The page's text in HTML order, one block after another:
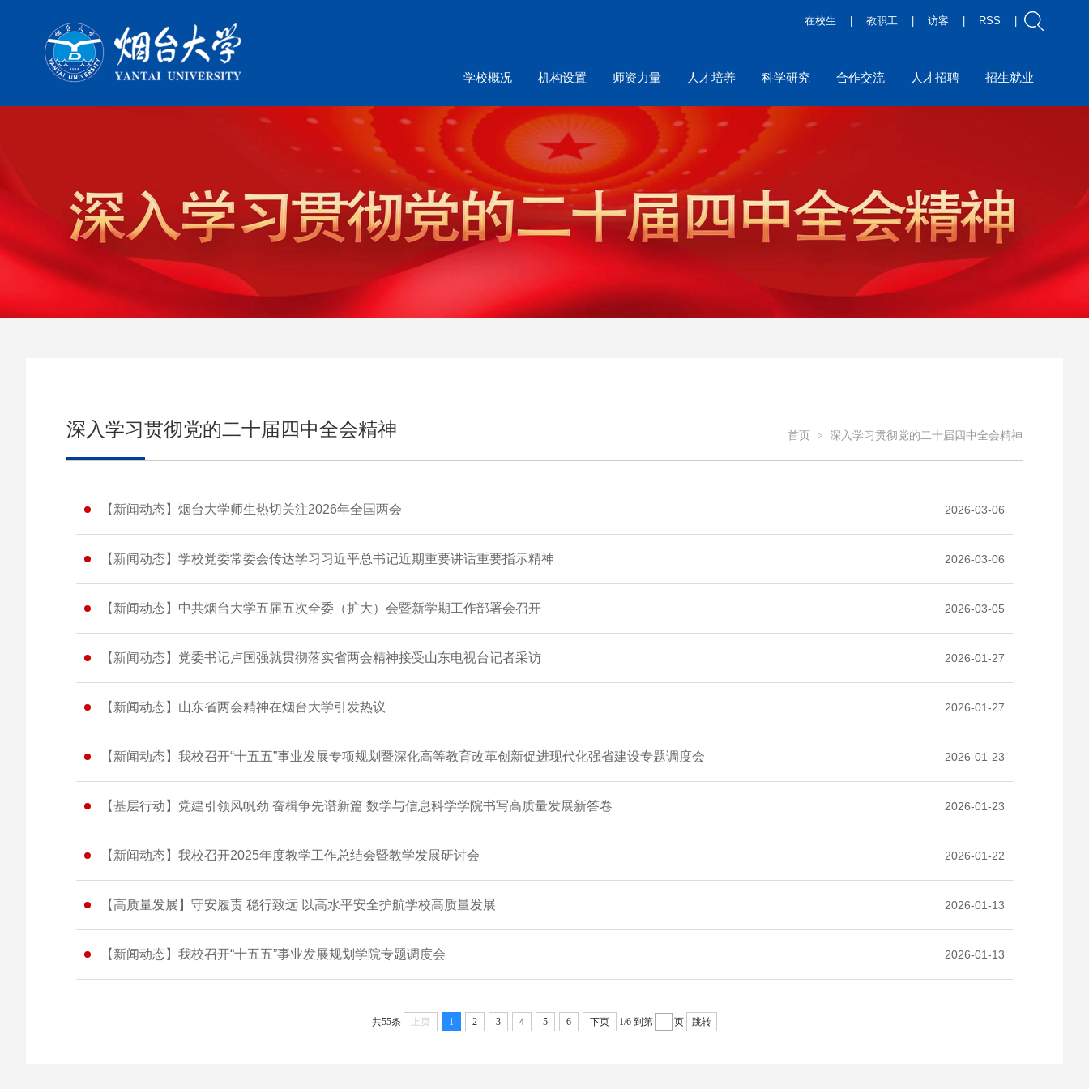
在校生 教职工 访客 RSS
学校概况 机构设置 师资力量 人才培养 科学研究 合作交流 人才招聘 招生就业
深入学习贯彻党的二十届四中全会精神 首页 > 深入学习贯彻党的二十届四中全会精神
【新闻动态】烟台大学师生热切关注2026年全国两会 2026-03-06
【新闻动态】学校党委常委会传达学习习近平总书记近期重要讲话重要指示精神 2026-03-06
【新闻动态】中共烟台大学五届五次全委（扩大）会暨新学期工作部署会召开 2026-03-05
【新闻动态】党委书记卢国强就贯彻落实省两会精神接受山东电视台记者采访 2026-01-27
【新闻动态】山东省两会精神在烟台大学引发热议 2026-01-27
【新闻动态】我校召开“十五五”事业发展专项规划暨深化高等教育改革创新促进现代化强省建设专题调度会 2026-01-23
【基层行动】党建引领风帆劲 奋楫争先谱新篇​ 数学与信息科学学院书写高质量发展新答卷 2026-01-23
【新闻动态】我校召开2025年度教学工作总结会暨教学发展研讨会 2026-01-22
【高质量发展】守安履责 稳行致远 以高水平安全护航学校高质量发展 2026-01-13
【新闻动态】我校召开“十五五”事业发展规划学院专题调度会 2026-01-13
共55条 上页 1 2 3 4 5 6 下页 1/6 到第 页 跳转